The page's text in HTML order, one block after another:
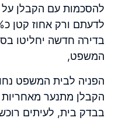
להסכמות עם הקבלן על
לדעתם ורק אחוז קטן כ7% ממבצעי
בדירה חדשה יחליטו
המשפט,
הפניה לבית המשפט
הקבלן מתנער מאחריות
בבדק בית , לעיתים רוכש